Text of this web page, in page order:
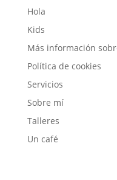
Hola
Kids
Más información
Política de cookies
Servicios
Sobre mí
Talleres
Un café